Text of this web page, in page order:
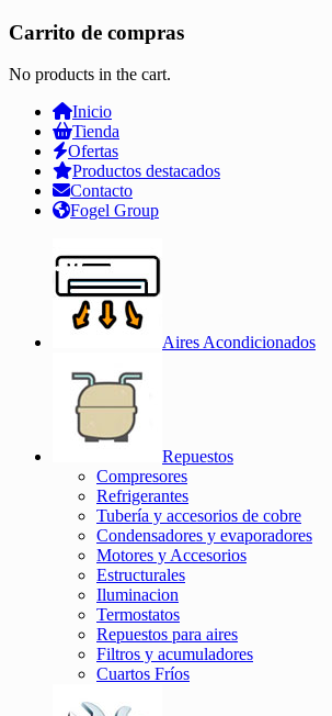
Carrito de compras
No products in the cart.
Inicio
Tienda
Ofertas
Productos destacados
Contacto
Fogel Group
Aires Acondicionados
Repuestos
Compresores
Refrigerantes
Tubería y accesorios de cobre
Condensadores y evaporadores
Motores y Accesorios
Estructurales
Iluminacion
Termostatos
Repuestos para aires
Filtros y acumuladores
Cuartos Fríos